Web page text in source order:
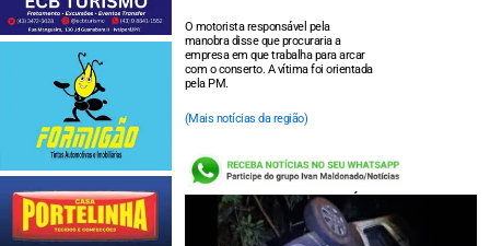
O motorista responsável pela
manobra disse que procuraria a
empresa em que trabalha para arcar
com o conserto. A vítima foi orientada
pela PM.
(Mais notícias da região)
LEIA TAMBÉM: